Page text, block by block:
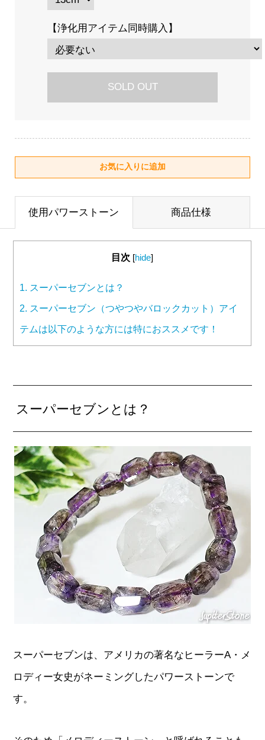
【浄化用アイテム同時購入】
SOLD OUT
使用パワーストーン 商品仕様
目次 [hide]
1. スーパーセブンとは？
2. スーパーセブン（つやつやバロックカット）アイ
テムは以下のような方には特におススメです！
スーパーセブンとは？
スーパーセブンは、アメリカの著名なヒーラーA・メ
ロディー女史がネーミングしたパワーストーンで
す。